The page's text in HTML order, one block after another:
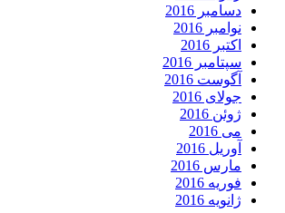
دسامبر 2016
نوامبر 2016
اکتبر 2016
سپتامبر 2016
آگوست 2016
جولای 2016
ژوئن 2016
می 2016
آوریل 2016
مارس 2016
فوریه 2016
ژانویه 2016